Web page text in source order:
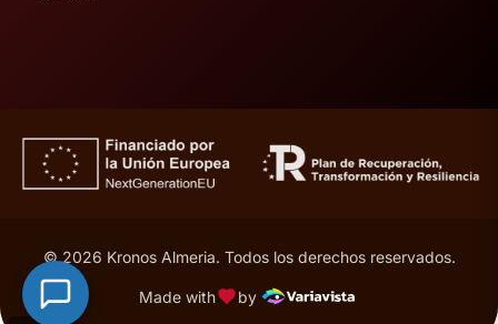
© 2026 Kronos Almeria. Todos los derechos reservados.
Made with by